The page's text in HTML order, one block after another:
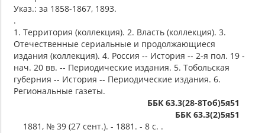
Указ.: за 1858-1867, 1893.
.
1. Территория (коллекция). 2. Власть (коллекция). 3.
Отечественные сериальные и продолжающиеся
издания (коллекция). 4. Россия -- История -- 2-я пол. 19 -
нач. 20 вв. -- Периодические издания. 5. Тобольская
губерния -- История -- Периодические издания. 6.
Региональные газеты.
ББК 63.3(28-8Тоб)5я51
ББК 63.3(2)5я51
1881, № 39 (27 сент.). - 1881. - 8 с. .